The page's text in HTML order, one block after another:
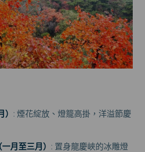
: 煙花綻放、燈籠高掛，洋溢節慶
月至三月） : 置身龍慶峽的冰雕燈